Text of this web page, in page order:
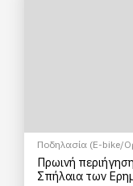
Ποδηλασία (E-bike/
Ξεναγήσεις/Αξιοθέατα
Πρωινή
Σπήλαια των